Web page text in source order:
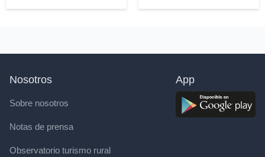
Nosotros
Sobre nosotros
Notas de prensa
Observatorio turismo rural
App